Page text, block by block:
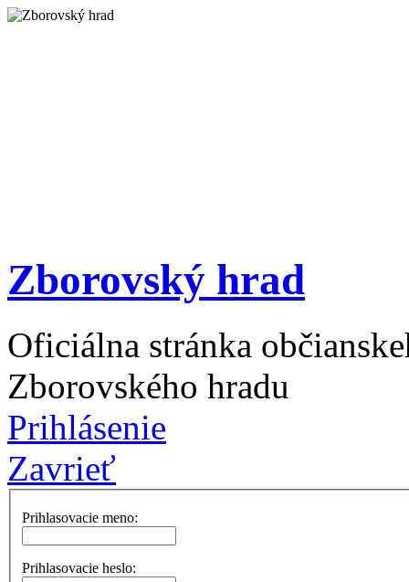
Zborovský hrad
Oficiálna stránka
Zborovského hradu
Prihlásenie
Zavrieť
Prihlasovacie meno:
Prihlasovacie heslo: